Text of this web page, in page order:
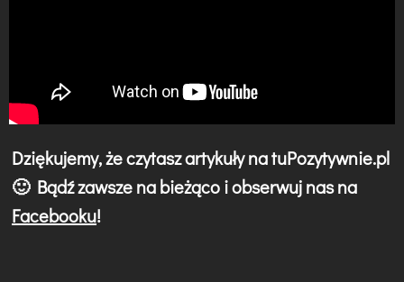
Dziękujemy, że czytasz artykuły na tuPozytywnie.pl
🙂 Bądź zawsze na bieżąco i obserwuj nas na
Facebooku!